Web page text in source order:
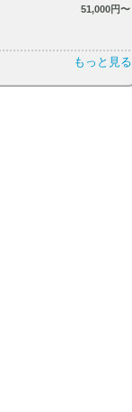
51,000円〜
もっと見る